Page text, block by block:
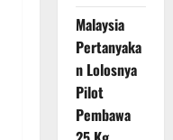
Malaysia
Pertanyaka
n Lolosnya
Pilot
Pembawa